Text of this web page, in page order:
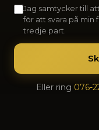
Jag samtycker till
för att svara på min
tredje part.
Eller ring 076-